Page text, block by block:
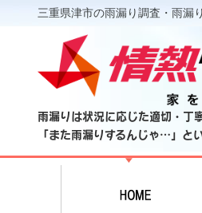
三重県津市の雨漏り調査・雨漏
雨漏りは状況に応じた適切・丁
「また雨漏りするんじゃ…」と